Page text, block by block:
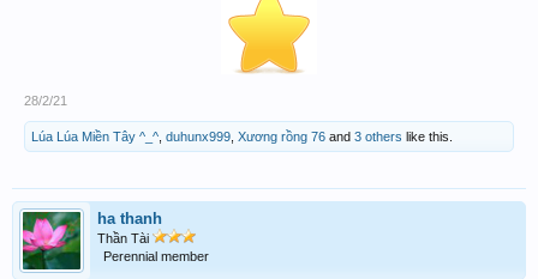
28/2/21
Lúa Lúa Miền Tây ^_^ duhunx999 Xương rồng 76 and 3 others like this.
ha thanh
Thần Tài
Perennial member